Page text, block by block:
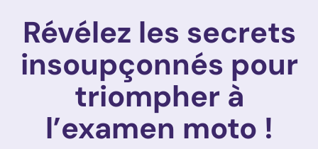
Révélez les secrets
insoupçonnés pour
triompher à
l’examen moto !